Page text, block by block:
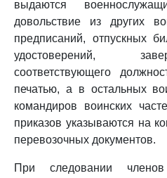
выдаются
довольствие из других
предписаний, отпускных
удостоверений,
соответствующего
печатью, а в остальных
командиров воинских
приказов указываются на
перевозочных документов.
При следовании